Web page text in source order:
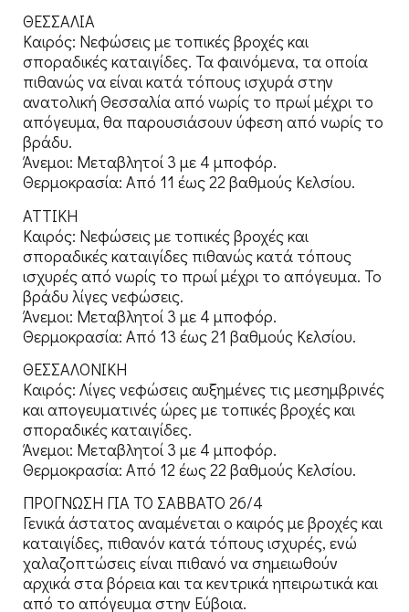
ΘΕΣΣΑΛΙΑ
Καιρός: Νεφώσεις με τοπικές βροχές και
σποραδικές καταιγίδες. Τα φαινόμενα, τα οποία
πιθανώς να είναι κατά τόπους ισχυρά στην
ανατολική Θεσσαλία από νωρίς το πρωί μέχρι το
απόγευμα, θα παρουσιάσουν ύφεση από νωρίς το
βράδυ.
Άνεμοι: Μεταβλητοί 3 με 4 μποφόρ.
Θερμοκρασία: Από 11 έως 22 βαθμούς Κελσίου.
ΑΤΤΙΚΗ
Καιρός: Νεφώσεις με τοπικές βροχές και
σποραδικές καταιγίδες πιθανώς κατά τόπους
ισχυρές από νωρίς το πρωί μέχρι το απόγευμα. Το
βράδυ λίγες νεφώσεις.
Άνεμοι: Μεταβλητοί 3 με 4 μποφόρ.
Θερμοκρασία: Από 13 έως 21 βαθμούς Κελσίου.
ΘΕΣΣΑΛΟΝΙΚΗ
Καιρός: Λίγες νεφώσεις αυξημένες τις μεσημβρινές
και απογευματινές ώρες με τοπικές βροχές και
σποραδικές καταιγίδες.
Άνεμοι: Μεταβλητοί 3 με 4 μποφόρ.
Θερμοκρασία: Από 12 έως 22 βαθμούς Κελσίου.
ΠΡΟΓΝΩΣΗ ΓΙΑ ΤΟ ΣΑΒΒΑΤΟ 26/4
Γενικά άστατος αναμένεται ο καιρός με βροχές και
καταιγίδες, πιθανόν κατά τόπους ισχυρές, ενώ
χαλαζοπτώσεις είναι πιθανό να σημειωθούν
αρχικά στα βόρεια και τα κεντρικά ηπειρωτικά και
από το απόγευμα στην Εύβοια.